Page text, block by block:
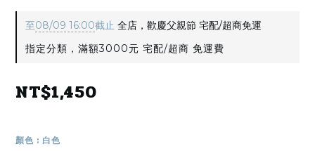
至08/09 16:00截止 全店，歡慶父親節 宅配/超商免運
指定分類，滿額3000元 宅配/超商 免運費
NT$1,450
顏色 : 白色